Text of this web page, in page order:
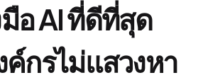
มือ AI ที่ดีที่สุด
กรไม่แสวงหา